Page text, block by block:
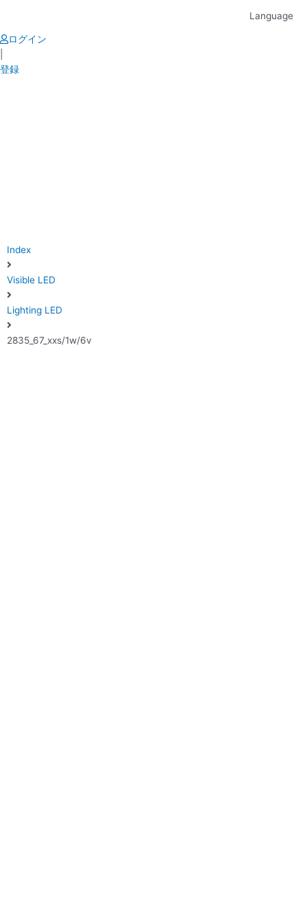
content
Language
ログイン
登録
Index
Visible LED
Lighting LED
2835_67_xxs/1w/6v